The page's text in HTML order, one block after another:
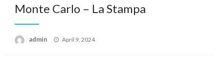
Monte Carlo – La Stampa
admin
Posted
April 9, 2024